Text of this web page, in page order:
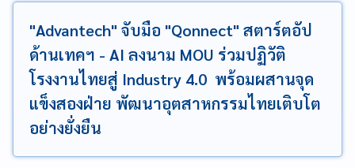
"Advantech" จับมือ "Qonnect" สตาร์ตอัป
ด้านเทคฯ - AI ลงนาม MOU ร่วมปฏิวัติ
โรงงานไทยสู่ Industry 4.0 พร้อมผสานจุด
แข็งสองฝ่าย พัฒนาอุตสาหกรรมไทยเติบโต
อย่างยั่งยืน